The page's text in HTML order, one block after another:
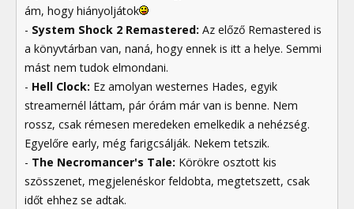
ám, hogy hiányoljátok
- System Shock 2 Remastered: Az előző Remastered is
a könyvtárban van, naná, hogy ennek is itt a helye. Semmi
mást nem tudok elmondani.
- Hell Clock: Ez amolyan westernes Hades, egyik
streamernél láttam, pár órám már van is benne. Nem
rossz, csak rémesen meredeken emelkedik a nehézség.
Egyelőre early, még farigcsálják. Nekem tetszik.
- The Necromancer's Tale: Körökre osztott kis
szösszenet, megjelenéskor feldobta, megtetszett, csak
időt ehhez se adtak.